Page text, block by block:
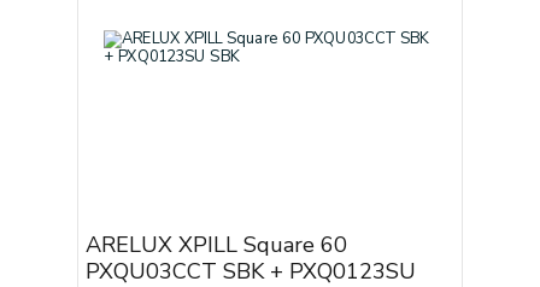
ARELUX XPILL Square 60
PXQU03CCT SBK + PXQ0123SU